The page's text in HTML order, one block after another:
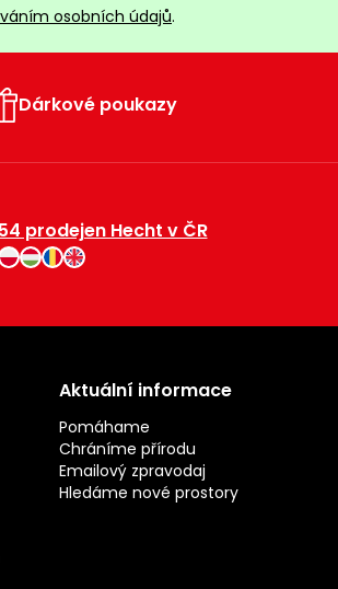
osobních údajů.
Dárkové poukazy
prodejen Hecht v ČR
Aktuální informace
Pomáhame
Chráníme přírodu
Emailový zpravodaj
Hledáme nové prostory